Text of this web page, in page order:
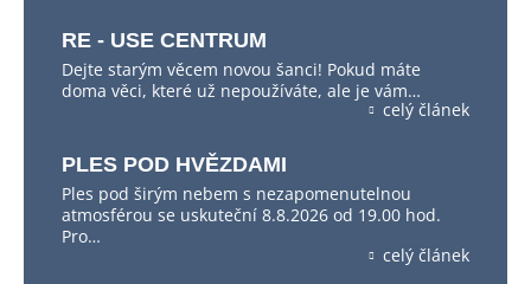
RE - USE CENTRUM
Dejte starým věcem novou šanci! Pokud máte
doma věci, které už nepoužíváte, ale je vám…
celý článek
PLES POD HVĚZDAMI
Ples pod širým nebem s nezapomenutelnou
atmosférou se uskuteční 8.8.2026 od 19.00 hod.
Pro…
celý článek